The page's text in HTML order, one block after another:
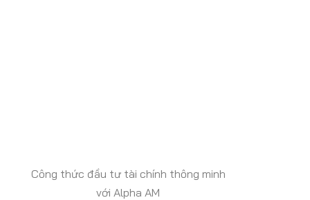
Công thức đầu tư tài chính thông minh
với Alpha AM